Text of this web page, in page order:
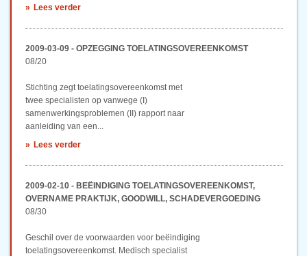
Lees verder
2009-03-09 - OPZEGGING TOELATINGSOVEREENKOMST
08/20
Stichting zegt toelatingsovereenkomst met
twee specialisten op vanwege (I)
samenwerkingsproblemen (II) rapport naar
aanleiding van een...
Lees verder
2009-02-10 - BEËINDIGING TOELATINGSOVEREENKOMST,
OVERNAME PRAKTIJK, GOODWILL, SCHADEVERGOEDING
08/30
Geschil over de voorwaarden voor beëindiging
toelatingsovereenkomst. Medisch specialist